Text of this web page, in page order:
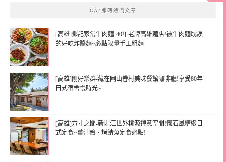
GA4即時熱門文章
[高雄]鄧記家常牛肉麵-40年老牌高雄麵店!被牛肉麵耽誤
的好吃炸醬麵~必點限量手工粗麵
[高雄]剛好樂群-藏在岡山眷村美味餐館咖啡廳!享受80年
日式宿舍慢時光~
[高雄]方寸之間-新堀江世外桃源禪意空間!懷石風精緻日
式定食~薑汁鴨、烤鯖魚定食必點!